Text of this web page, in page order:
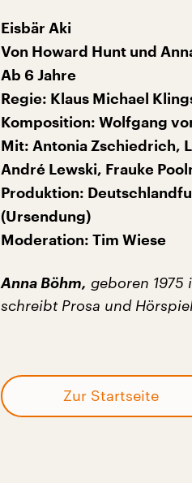
Eisbär Aki
Von Howard Hunt und
Ab 6 Jahre
Regie: Klaus Michael
Komposition: Wolfgang
Mit: Antonia Zschiedrich,
André Lewski, Frauke
Produktion:
(Ursendung)
Moderation: Tim Wiese
Anna Böhm, geboren
schreibt Prosa und
Zur Startseite